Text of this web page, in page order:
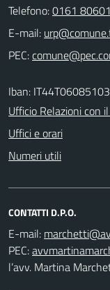
Telefono:0161
E-mail:
PEC:
Iban:
Ufficio Relazioni con
Uffici e orari
Numeri utili
CONTATTI D.P.O.
E-mail:
PEC:
l’avv. Martina